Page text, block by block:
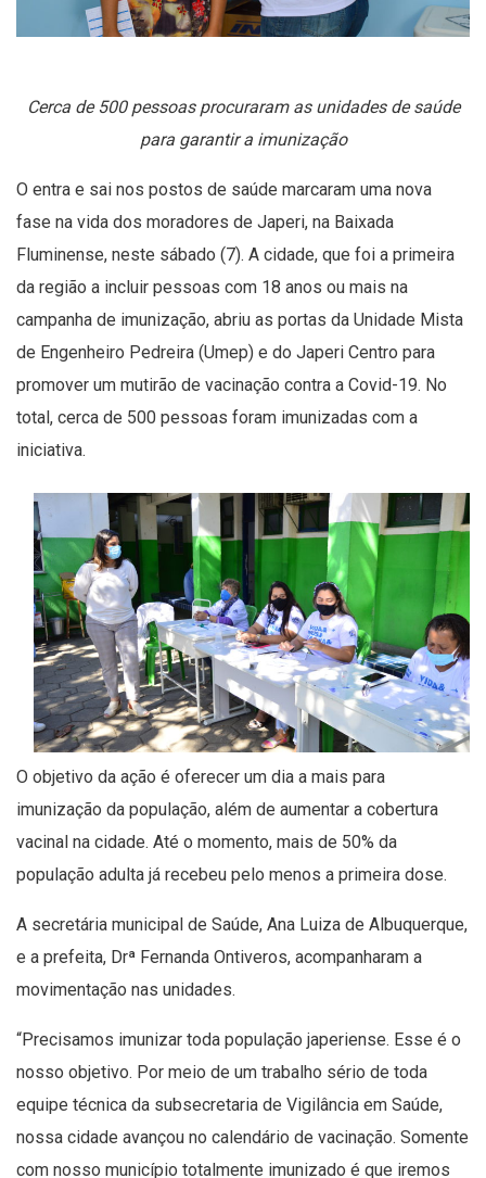
Cerca de 500 pessoas procuraram as unidades de saúde
para garantir a imunização
O entra e sai nos postos de saúde marcaram uma nova
fase na vida dos moradores de Japeri, na Baixada
Fluminense, neste sábado (7). A cidade, que foi a primeira
da região a incluir pessoas com 18 anos ou mais na
campanha de imunização, abriu as portas da Unidade Mista
de Engenheiro Pedreira (Umep) e do Japeri Centro para
promover um mutirão de vacinação contra a Covid-19. No
total, cerca de 500 pessoas foram imunizadas com a
iniciativa.
O objetivo da ação é oferecer um dia a mais para
imunização da população, além de aumentar a cobertura
vacinal na cidade. Até o momento, mais de 50% da
população adulta já recebeu pelo menos a primeira dose.
A secretária municipal de Saúde, Ana Luiza de Albuquerque,
e a prefeita, Drª Fernanda Ontiveros, acompanharam a
movimentação nas unidades.
“Precisamos imunizar toda população japeriense. Esse é o
nosso objetivo. Por meio de um trabalho sério de toda
equipe técnica da subsecretaria de Vigilância em Saúde,
nossa cidade avançou no calendário de vacinação. Somente
com nosso município totalmente imunizado é que iremos